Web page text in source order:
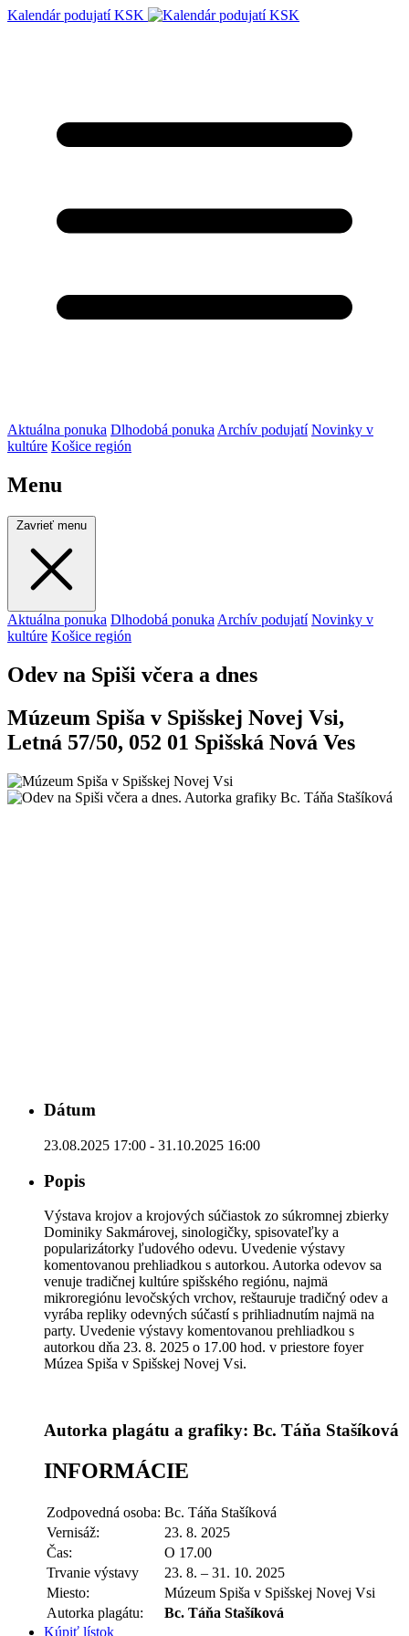
Kalendár podujatí KSK
Aktuálna ponuka Dlhodobá ponuka Archív podujatí Novinky v
kultúre Košice región
Menu
Zavrieť menu
Aktuálna ponuka Dlhodobá ponuka Archív podujatí Novinky v
kultúre Košice región
Odev na Spiši včera a dnes
Múzeum Spiša v Spišskej Novej Vsi,
Letná 57/50, 052 01 Spišská Nová Ves
Dátum
23.08.2025 17:00 - 31.10.2025 16:00
Popis
Výstava krojov a krojových súčiastok zo súkromnej zbierky
Dominiky Sakmárovej, sinologičky, spisovateľky a
popularizátorky ľudového odevu. Uvedenie výstavy
komentovanou prehliadkou s autorkou. Autorka odevov sa
venuje tradičnej kultúre spišského regiónu, najmä
mikroregiónu levočských vrchov, reštauruje tradičný odev a
vyrába repliky odevných súčastí s prihliadnutím najmä na
party. Uvedenie výstavy komentovanou prehliadkou s
autorkou dňa 23. 8. 2025 o 17.00 hod. v priestore foyer
Múzea Spiša v Spišskej Novej Vsi.
Autorka plagátu a grafiky: Bc. Táňa Stašíková
INFORMÁCIE
Zodpovedná osoba: Bc. Táňa Stašíková
Vernisáž:
23. 8. 2025
Čas:
O 17.00
Trvanie výstavy
23. 8. – 31. 10. 2025
Miesto:
Múzeum Spiša v Spišskej Novej Vsi
Autorka plagátu:
Bc. Táňa Stašíková
Kúpiť lístok